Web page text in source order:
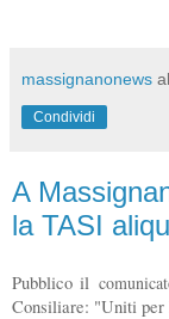
massignanonews
Condividi
A
la TASI
Pubblico il
Consiliare: "Uniti per